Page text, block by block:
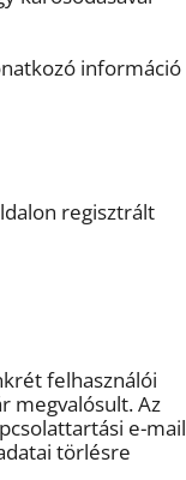
információ
regisztrált
felhasználói
megvalósult. Az
e-mail
törlésre